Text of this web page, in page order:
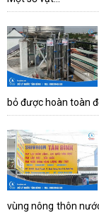
bỏ được hoàn toàn
vùng nông thôn